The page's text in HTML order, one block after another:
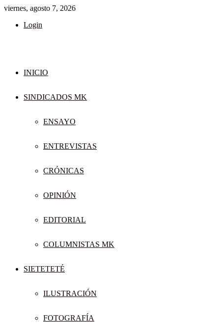
viernes, agosto 7, 2026
Login
INICIO
SINDICADOS MK
ENSAYO
ENTREVISTAS
CRÓNICAS
OPINIÓN
EDITORIAL
COLUMNISTAS MK
SIETETETÉ
ILUSTRACIÓN
FOTOGRAFÍA